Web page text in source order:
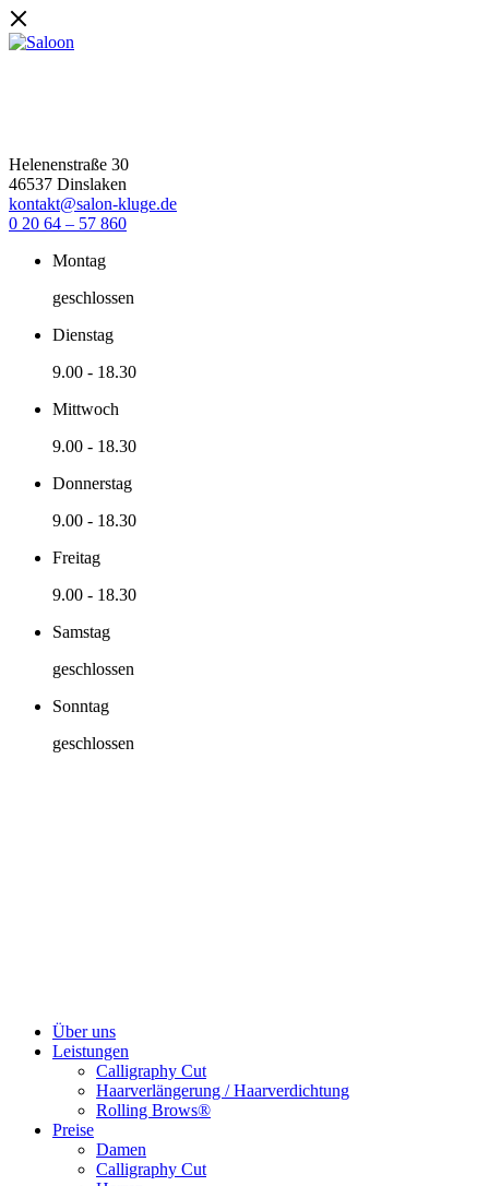
Helenenstraße 30
46537 Dinslaken
kontakt@salon-kluge.de
0 20 64 – 57 860
Montag
geschlossen
Dienstag
9.00 - 18.30
Mittwoch
9.00 - 18.30
Donnerstag
9.00 - 18.30
Freitag
9.00 - 18.30
Samstag
geschlossen
Sonntag
geschlossen
Über uns
Leistungen
Calligraphy Cut
Haarverlängerung / Haarverdichtung
Rolling Brows®
Preise
Damen
Calligraphy Cut